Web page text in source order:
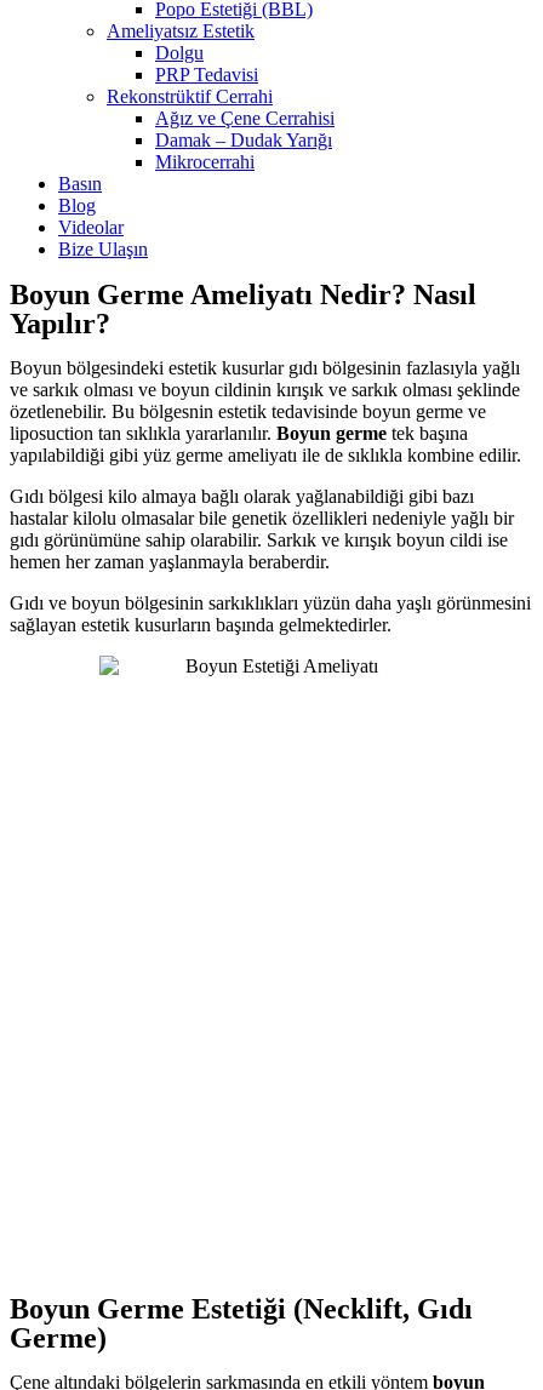
Popo Estetiği (BBL)
Ameliyatsız Estetik
Dolgu
PRP Tedavisi
Rekonstrüktif Cerrahi
Ağız ve Çene Cerrahisi
Damak – Dudak Yarığı
Mikrocerrahi
Basın
Blog
Videolar
Bize Ulaşın
Boyun Germe Ameliyatı Nedir? Nasıl
Yapılır?
Boyun bölgesindeki estetik kusurlar gıdı bölgesinin fazlasıyla yağlı
ve sarkık olması ve boyun cildinin kırışık ve sarkık olması şeklinde
özetlenebilir. Bu bölgesnin estetik tedavisinde boyun germe ve
liposuction tan sıklıkla yararlanılır. Boyun germe tek başına
yapılabildiği gibi yüz germe ameliyatı ile de sıklıkla kombine edilir.
Gıdı bölgesi kilo almaya bağlı olarak yağlanabildiği gibi bazı
hastalar kilolu olmasalar bile genetik özellikleri nedeniyle yağlı bir
gıdı görünümüne sahip olarabilir. Sarkık ve kırışık boyun cildi ise
hemen her zaman yaşlanmayla beraberdir.
Gıdı ve boyun bölgesinin sarkıklıkları yüzün daha yaşlı görünmesini
sağlayan estetik kusurların başında gelmektedirler.
Boyun Germe Estetiği (Necklift, Gıdı
Germe)
Çene altındaki bölgelerin sarkmasında en etkili yöntem boyun